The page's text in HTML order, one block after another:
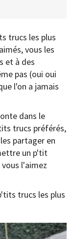
trucs les plus
vous les
et à des
pas (oui oui
l'on a jamais
dans le
trucs préférés,
partager en
un p'tit
l'aimez
trucs les plus